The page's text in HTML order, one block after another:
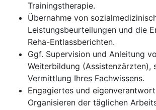
Trainingstherapie.
Übernahme von
Leistungsbeurteilungen und die
Reha-Entlassberichten.
Ggf. Supervision und Anleitung
Weiterbildung (Assistenzärzten),
Vermittlung Ihres Fachwissens.
Engagiertes und
Organisieren der täglichen